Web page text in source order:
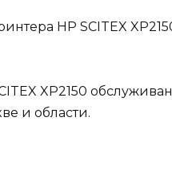
HP SCITEX
XP2150
и области.